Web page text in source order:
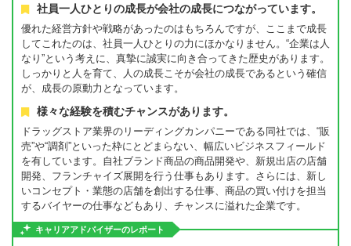
社員一人ひとりの成長が会社の成長につながっています。
優れた経営方針や戦略があったのはもちろんですが、ここまで成長
してこれたのは、社員一人ひとりの力にほかなりません。“企業は人
なり”という考えに、真摯に誠実に向き合ってきた歴史があります。
しっかりと人を育て、人の成長こそが会社の成長であるという確信
が、成長の原動力となっています。
様々な経験を積むチャンスがあります。
ドラッグストア業界のリーディングカンパニーである同社では、“販
売”や“調剤”といった枠にとどまらない、幅広いビジネスフィールド
を有しています。自社ブランド商品の商品開発や、新規出店の店舗
開発、フランチャイズ展開を行う仕事もあります。さらには、新し
いコンセプト・業態の店舗を創出する仕事、商品の買い付けを担当
するバイヤーの仕事などもあり、チャンスに溢れた企業です。
キャリアアドバイザーのレポート